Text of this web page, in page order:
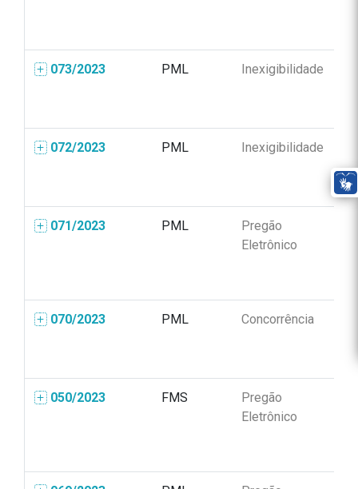
073/2023 PML Inexigibilidade
072/2023 PML Inexigibilidade
071/2023 PML
Pregão
Eletrônico
070/2023 PML Concorrência
050/2023 FMS
Pregão
Eletrônico